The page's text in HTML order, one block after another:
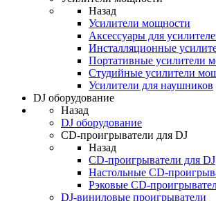
Назад
Усилители мощности
Аксессуары для
Инсталляционные
Портативные усилители
Студийные усилители
Усилители для наушников
DJ оборудование
Назад
DJ оборудование
CD-проигрыватели для DJ
Назад
CD-проигрыватели для DJ
Настольные CD-
Рэковые CD-
DJ-виниловые проигрыватели